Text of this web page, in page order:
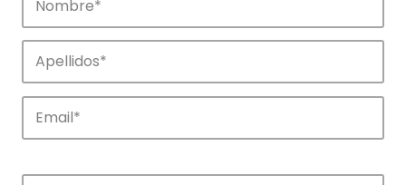
Empresas
Descubre las empresas que impulsan la
innovación en los parques de APTE.